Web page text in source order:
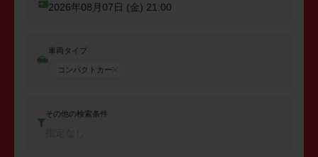
2026年08月07日 (金) 21:00
車両タイプ
コンパクトカー
その他の検索条件